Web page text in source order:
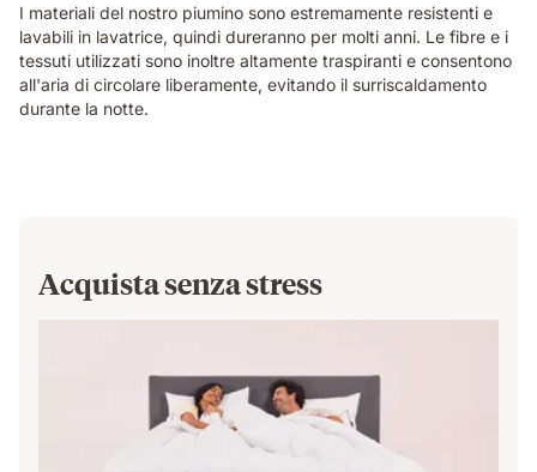
I materiali del nostro piumino sono estremamente resistenti e
lavabili in lavatrice, quindi dureranno per molti anni. Le fibre e i
tessuti utilizzati sono inoltre altamente traspiranti e consentono
all'aria di circolare liberamente, evitando il surriscaldamento
durante la notte.
Acquista senza stress